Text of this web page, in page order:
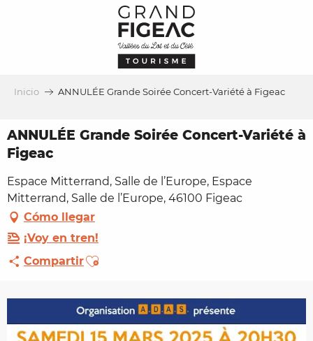
Inicio ANNULÉE Grande Soirée Concert-Variété à Figeac
ANNULÉE Grande Soirée Concert-Variété à
Figeac
Espace Mitterrand, Salle de l’Europe, Espace
Mitterrand, Salle de l’Europe, 46100 Figeac
Cómo llegar
¡Voy en tren!
CompartirAjouter aux favoris